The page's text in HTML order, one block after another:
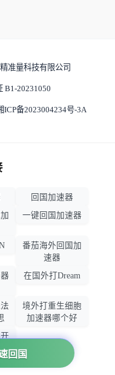
回国
准量科技有限公司
B1-20231050
ICP备2023004234号-3A
回国加速器
一键回国加速器
番茄海外回国加
速器
在国外打Dream
境外打重生细胞
加速器哪个好